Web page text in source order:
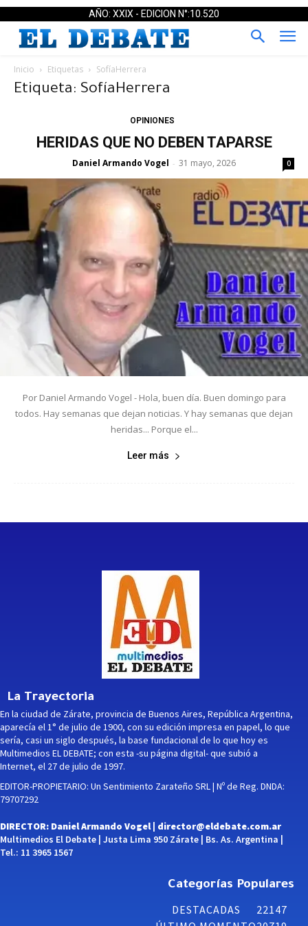
AÑO: XXIX - EDICION N°:10.520
Inicio Etiquetas SofíaHerrera
Etiqueta: SofíaHerrera
OPINIONES
HERIDAS QUE NO DEBEN TAPARSE
Daniel Armando Vogel - 31 mayo, 2026 0
Por Daniel Armando Vogel - Hola, buen día. Buen domingo para
todos. Hay semanas que dejan noticias. Y hay semanas que dejan
heridas... Porque el...
Leer más
La Trayectoria
En la ciudad de Zárate, provincia de Buenos Aires, República Argentina,
aparecía el 1° de julio de 1900, con su edición impresa en papel, lo que
sería, casi un siglo después, la base fundacional de lo que hoy es
Multimedios EL DEBATE; con esta -su página digital- que subió a
Internet, el 27 de julio de 1997.
EDITOR-PROPIETARIO: Un Sentimiento Zarateño SRL | Nº de Reg. DNDA:
79707292
DIRECTOR: Daniel Armando Vogel | director@eldebate.com.ar
Multimedios El Debate | Justa Lima 950 Zárate | Bs. As. Argentina |
Tel.: 11 3965 1567
Categorías Populares
DESTACADAS
22147